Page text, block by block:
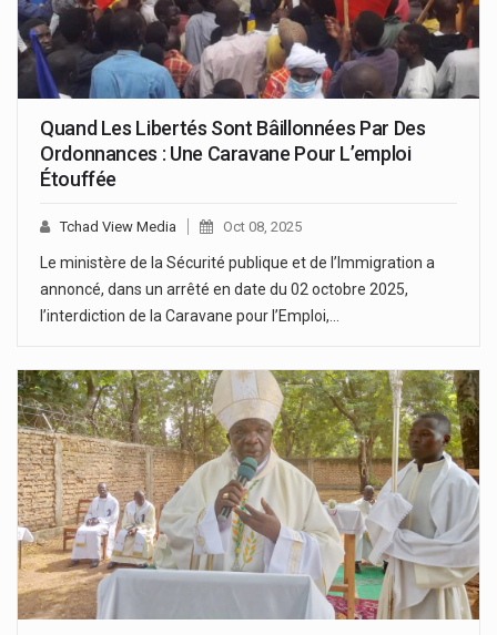
Quand Les Libertés Sont Bâillonnées Par Des
Ordonnances : Une Caravane Pour L’emploi
Étouffée
Tchad View Media Oct 08, 2025
Le ministère de la Sécurité publique et de l’Immigration a
annoncé, dans un arrêté en date du 02 octobre 2025,
l’interdiction de la Caravane pour l’Emploi,…